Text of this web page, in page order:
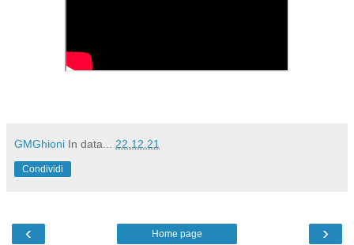
GMGhioni In data... 22.12.21
Condividi
‹ ›
Home page